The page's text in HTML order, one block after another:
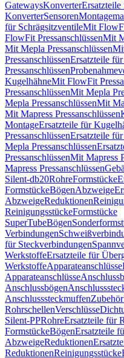
GatewaysKonverterErsatzteile
KonverterSensoren
für SchrägsitzventileMit
FlowFit PressanschlüssenMit
Mit Mepla Pressanschlüssen
PressanschlüssenErsatzteile
Pressanschlüssen
KugelhähneMit FlowFit
PressanschlüssenMit Mepla
Mepla PressanschlüssenMit
Mit Mapress Pressanschlüssen
MontageErsatzteile für
PressanschlüssenErsatzteile
Mepla Pressanschlüssen
PressanschlüssenMit Mapress
Mapress Pressanschlüssen
Silent-db20RohreFormstücke
FormstückeBögenAbzweige
AbzweigeReduktionen
ReinigungsstückeFormstücke
SuperTubeBögen
Verbindungen
für Steckverbindungen
WerkstoffeErsatzteile für
WerkstoffeApparateanschlüsse
Apparateanschlüsse
Anschlussbögen
AnschlusssteckmuffenZubehör
RohrschellenVerschlüsse
Silent-PPRohreErsatzteile für
FormstückeBögenErsatzteile
AbzweigeReduktionen
ReduktionenReinigungsstücke